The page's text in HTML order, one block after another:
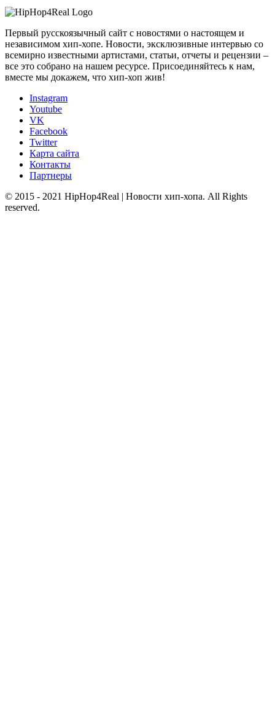
Первый русскоязычный сайт с новостями о настоящем и
независимом хип-хопе. Новости, эксклюзивные интервью со
всемирно известными артистами, статьи, отчеты и рецензии –
все это собрано на нашем ресурсе. Присоединяйтесь к нам,
вместе мы докажем, что хип-хоп жив!
Instagram
Youtube
VK
Facebook
Twitter
Карта сайта
Контакты
Партнеры
© 2015 - 2021 HipHop4Real | Новости хип-хопа. All Rights
reserved.